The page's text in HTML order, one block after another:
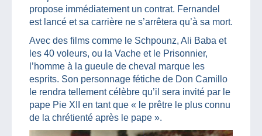
propose immédiatement un contrat. Fernandel
est lancé et sa carrière ne s’arrêtera qu’à sa mort.
Avec des films comme le Schpounz, Ali Baba et
les 40 voleurs, ou la Vache et le Prisonnier,
l’homme à la gueule de cheval marque les
esprits. Son personnage fétiche de Don Camillo
le rendra tellement célèbre qu’il sera invité par le
pape Pie XII en tant que « le prêtre le plus connu
de la chrétienté après le pape ».